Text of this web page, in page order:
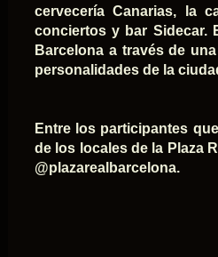
cervecería Canarias, la
conciertos y bar Sidecar.
Barcelona a través de
personalidades de la
Entre los participantes
de los locales de la Plaza
@plazarealbarcelona.